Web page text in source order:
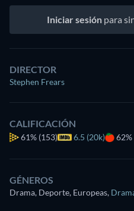
Iniciar sesión para
DIRECTOR
Stephen Frears
CALIFICACIÓN
61% (153) 6.5 (20k) 62%
GÉNEROS
Drama, Deporte, Europeas,